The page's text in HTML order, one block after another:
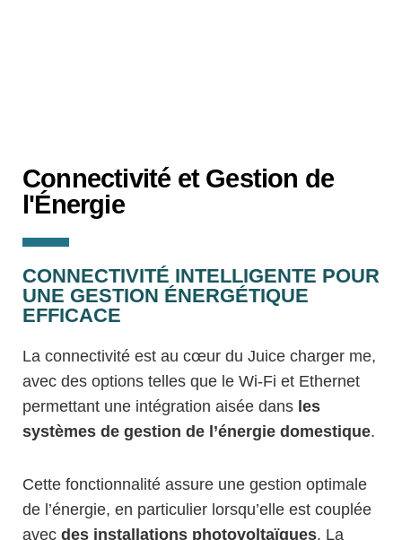
Connectivité et Gestion de
l'Énergie
CONNECTIVITÉ INTELLIGENTE POUR
UNE GESTION ÉNERGÉTIQUE
EFFICACE
La connectivité est au cœur du Juice charger me,
avec des options telles que le Wi-Fi et Ethernet
permettant une intégration aisée dans les
systèmes de gestion de l’énergie domestique.
Cette fonctionnalité assure une gestion optimale
de l’énergie, en particulier lorsqu’elle est couplée
avec des installations photovoltaïques. La